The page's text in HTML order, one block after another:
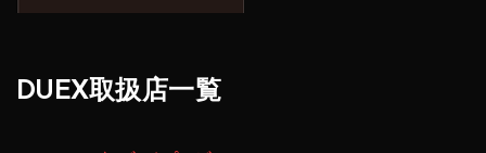
DUEX取扱店一覧